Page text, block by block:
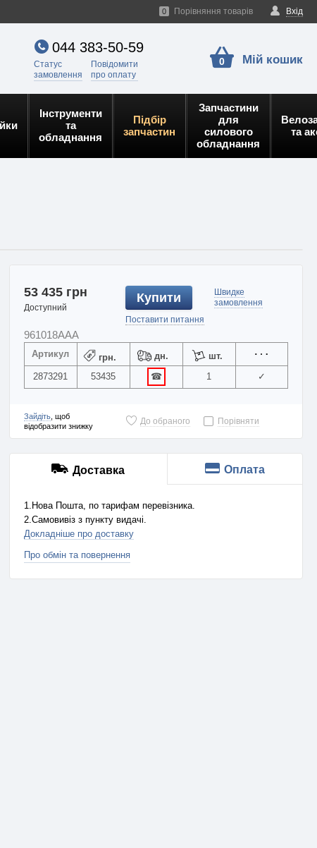
Вхід
0 Порівняння товарів
044 383-50-59
Статус
замовлення
Повідомити
про оплату
0 Мій кошик
Інструменти
та
обладнання
Підбір
запчастин
Запчастини
для
силового
обладнання
та
53 435 грн
Доступний
Купити
Поставити питання
Швидке
замовлення
961018AAA
Артикул грн. дн.
шт.
2873291
53435 ☎ 1 ✓
Зайдіть, щоб
відобразити знижку
До обраного Порівняти
Доставка Оплата
1.Нова Пошта, по тарифам перевізника.
2.Самовивіз з пункту видачі.
Докладніше про доставку
Про обмін та повернення